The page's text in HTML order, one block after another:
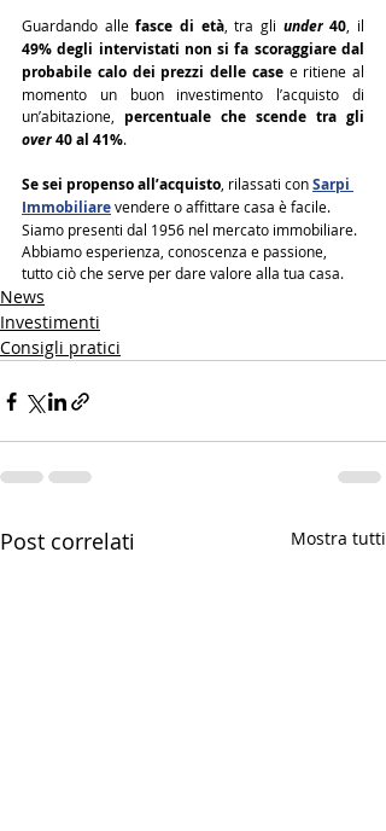
Guardando alle fasce di età, tra gli under 40
49% degli intervistati non si fa scoraggiare dal
probabile calo dei prezzi delle case e ritiene al
momento un buon investimento l’acquisto di
un’abitazione,
over 40 al 41%.
Se sei propenso all’acquisto , rilassati con Sarpi
Immobiliare vendere o affittare casa è facile.
Siamo presenti dal 1956 nel mercato immobiliare.
Abbiamo esperienza, conoscenza e passione,
tutto ciò che serve per dare valore alla tua casa.
News
Investimenti
Consigli pratici
Post correlati Mostra tutti